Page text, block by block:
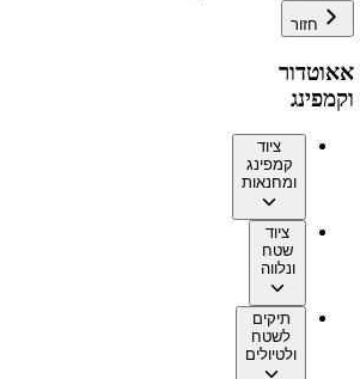
חזור
אאוטדור
וקמפינג
ציוד
קמפינג
ומחנאות
ציוד
שטח
ונלווה
תיקים
לשטח
ולטיולים